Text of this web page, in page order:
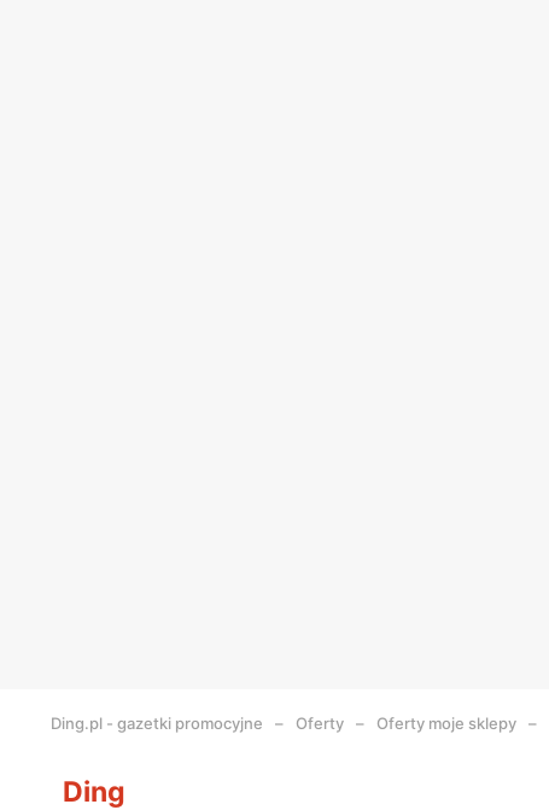
Ding.pl - gazetki promocyjne Oferty Oferty moje sklepy
Ding